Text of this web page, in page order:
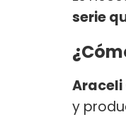
serie
Araceli
y